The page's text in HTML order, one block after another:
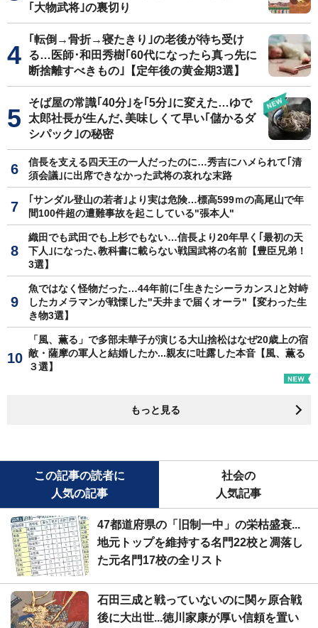
｢大物武将｣の裏切り
｢転倒→骨折→寝たきり｣の老後が待ち受け
る…医師･和田秀樹｢60代になったら真っ先に
断捨離すべきもの｣【定年後の黄金期3選】
そば屋の常識｢40分｣を｢5分｣に変えた…ゆで
太郎社長が生んだ､美味しくて早い｢儲かるダ
シパック｣の秘密
信長を支える四天王の一人だったのに…秀吉にハメられて｢清
須会議｣に出席できなかった武将の哀れな末路
｢サンダル登山の若者｣より実は危険…標高599ｍの高尾山で年
間100件超の遭難事故を起こしている"張本人"
織田でも武田でも上杉でもない…信長より20年早く｢最初の天
下人｣になった､教科書に載らない戦国武将の名前【豊臣兄弟！
3選】
魚ではなく怪物だった…44年前に｢生きたシーラカンス｣と対峙
したカメラマンが戦慄した"天井まで届くオーラ"【変わった生
き物3選】
「風、薫る」で多部未華子が演じる大山捨松はなぜ20歳上の宿
敵・薩摩の軍人と結婚したか...親友に吐露した本音【風、薫る
３選】
もっと見る
この記事の読者に
人気の記事
社会の
人気記事
47都道府県の「旧制一中」の栄枯盛衰...
地元トップを維持する名門22校と凋落し
た元名門17校の全リスト
石田三成と戦っていないのに関ヶ原合戦
後に大出世...徳川家康が厚い信頼を置い